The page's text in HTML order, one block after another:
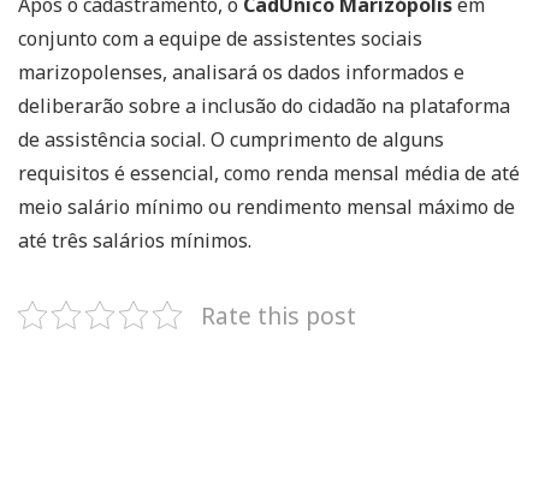
conjunto com a equipe de assistentes sociais
marizopolenses, analisará os dados informados e
deliberarão sobre a inclusão do cidadão na plataforma
de assistência social. O cumprimento de alguns
requisitos é essencial, como renda mensal média de até
meio salário mínimo ou rendimento mensal máximo de
até três salários mínimos.
Rate this post